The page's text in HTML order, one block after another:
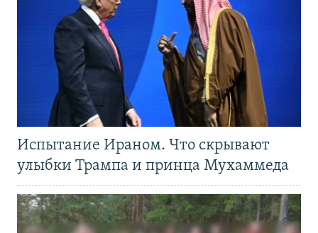
Испытание Ираном. Что скрывают
улыбки Трампа и принца Мухаммеда